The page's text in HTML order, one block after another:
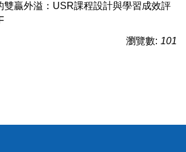
雙贏外溢：USR課程設計與學習成效評
瀏覽數: 101